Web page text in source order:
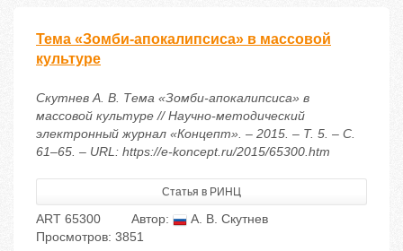
Тема «Зомби-апокалипсиса» в массовой
культуре
Скутнев А. В. Тема «Зомби-апокалипсиса» в
массовой культуре // Научно-методический
электронный журнал «Концепт». – 2015. – Т. 5. – С.
61–65. – URL: https://e-koncept.ru/2015/65300.htm
Статья в РИНЦ
ART 65300 Автор:
А. В. Скутнев
Просмотров: 3851